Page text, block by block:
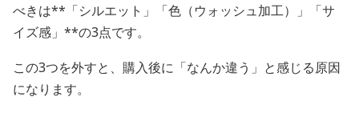
べきは**「シルエット」「色（ウォッシュ加工）」「サ
イズ感」**の3点です。
この3つを外すと、購入後に「なんか違う」と感じる原因
になります。